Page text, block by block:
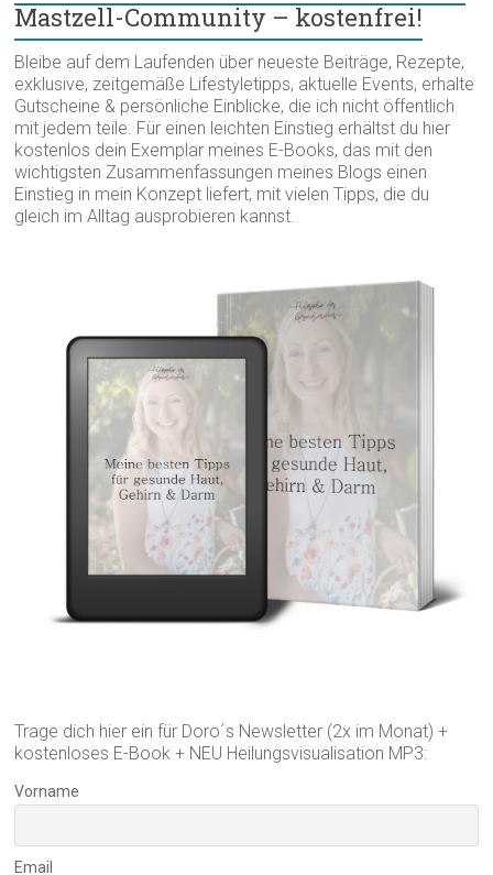
Mastzell-Community – kostenfrei!
Bleibe auf dem Laufenden über neueste Beiträge, Rezepte,
exklusive, zeitgemäße Lifestyletipps, aktuelle Events, erhalte
Gutscheine & persönliche Einblicke, die ich nicht öffentlich
mit jedem teile. Für einen leichten Einstieg erhältst du hier
kostenlos dein Exemplar meines E-Books, das mit den
wichtigsten Zusammenfassungen meines Blogs einen
Einstieg in mein Konzept liefert, mit vielen Tipps, die du
gleich im Alltag ausprobieren kannst.
Trage dich hier ein für Doro´s Newsletter (2x im Monat) +
kostenloses E-Book + NEU Heilungsvisualisation MP3:
Vorname
Email